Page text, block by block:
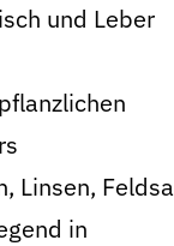
und Leber
Linsen,
in